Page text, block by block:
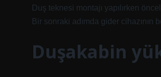
Duş teknesi montajı yapılırken
Bir sonraki adımda gider
Duşakabin